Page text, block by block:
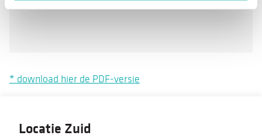
* download hier de PDF-versie
Locatie Zuid